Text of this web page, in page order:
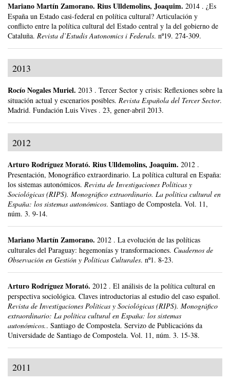
Mariano Martín Zamorano. Rius Ulldemolins, Joaquim. 2014 . ¿Es
España un Estado casi-federal en política cultural? Articulación y
conflicto entre la política cultural del Estado central y la del gobierno de
Cataluña. Revista d’Estudis Autonomics i Federals. nº19. 274-309.
2013
Rocío Nogales Muriel. 2013 . Tercer Sector y crisis: Reflexiones sobre la
situación actual y escenarios posibles. Revista Española del Tercer Sector.
Madrid. Fundación Luis Vives . 23, gener-abril 2013.
2012
Arturo Rodríguez Morató. Rius Ulldemolins, Joaquim. 2012 .
Presentación, Monográfico extraordinario. La política cultural en España:
los sistemas autonómicos. Revista de Investigaciones Políticas y
Sociológicas (RIPS). Monográfico extraordinario. La política cultural en
España: los sistemas autonómicos. Santiago de Compostela. Vol. 11,
núm. 3. 9-14.
Mariano Martín Zamorano. 2012 . La evolución de las políticas
culturales del Paraguay: hegemonías y transformaciones. Cuadernos de
Observación en Gestión y Políticas Culturales. nº1. 8-23.
Arturo Rodríguez Morató. 2012 . El análisis de la política cultural en
perspectiva sociológica. Claves introductorias al estudio del caso español.
Revista de Investigaciones Políticas y Sociológicas (RIPS). Monográfico
extraordinario: La política cultural en España: los sistemas
autonómicos.. Santiago de Compostela. Servizo de Publicacións da
Universidade de Santiago de Compostela. Vol. 11, núm. 3. 15-38.
2011